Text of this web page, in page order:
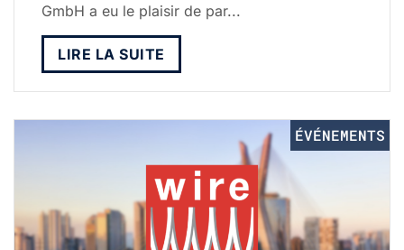
GmbH a eu le plaisir de par...
LIRE LA SUITE
ÉVÉNEMENTS